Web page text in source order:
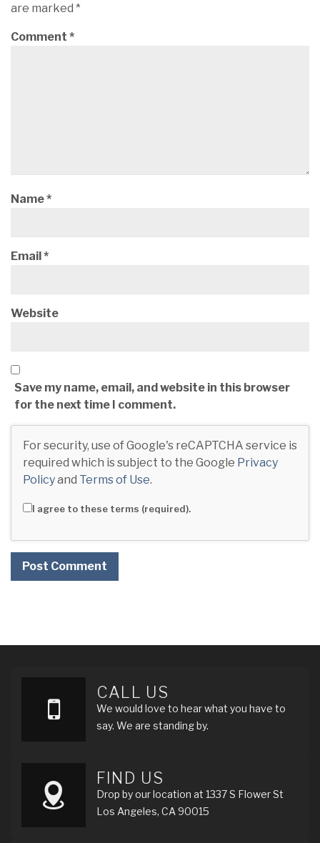
are marked *
Comment *
Name*
Email*
Website
Save my name, email, and website in this browser
for the next time I comment.
For security, use of Google's reCAPTCHA service is
required which is subject to the Google Privacy
Policyand Terms of Use.
I agree to these terms (required).
CALL US
We would love to hear what you have to
say. We are standing by.
FIND US
Drop by our location at 1337 S Flower St
Los Angeles, CA 90015